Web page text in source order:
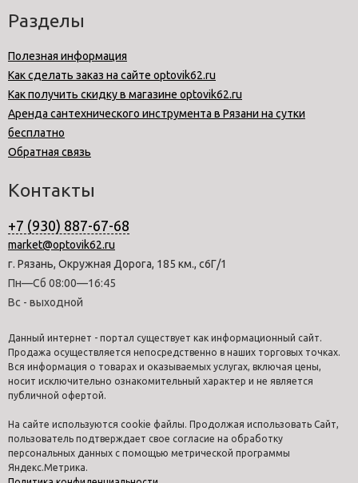
Разделы
Полезная информация
Как сделать заказ на сайте optovik62.ru
Как получить скидку в магазине optovik62.ru
Аренда сантехнического инструмента в Рязани на сутки
бесплатно
Обратная связь
Контакты
+7 (930) 887-67-68
market@optovik62.ru
г. Рязань, Окружная Дорога, 185 км., с6Г/1
Пн—Сб 08:00—16:45
Вс - выходной
Данный интернет - портал существует как информационный сайт.
Продажа осуществляется непосредственно в наших торговых точках.
Вся информация о товарах и оказываемых услугах, включая цены,
носит исключительно ознакомительный характер и не является
публичной офертой.
На сайте используются cookie файлы. Продолжая использовать Сайт,
пользователь подтверждает свое согласие на обработку
персональных данных с помощью метрической программы
Яндекс.Метрика.